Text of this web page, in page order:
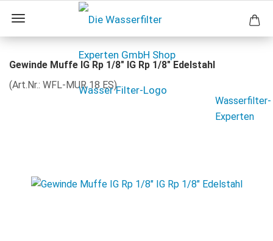
Gewinde Muffe IG Rp 1/8" IG Rp 1/8" Edelstahl
(Art.Nr.: WFL-MUR 18 ES)
Wasserfilter-
Experten